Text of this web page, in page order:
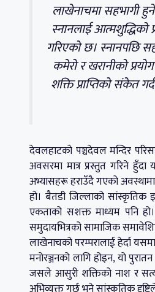
लाखेनाचमा सहभागी
स्नानलाई आत्मशुद्धिको
गरिएको छ। स्नानपछि
कमेरो र खरानीको
शक्ति प्राप्तिको संकेत
देवलहाटको पञ्चदेवल मन्दिर
अवसरमा मात्र प्रस्तुत गरिने
अभ्यासहरू हराउँदै गएको
हो। बैतडी जिल्लाको सांस्कृतिक
एकताको सशक्त माध्यम पनि
समुदायभित्रको सामाजिक
लाखेनाचको परम्परालाई हेर्दा
मनोरञ्जनको लागि होइन, यो
जसले आसुरी शक्तिको नाश र